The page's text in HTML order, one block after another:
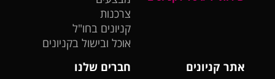
צרכנות
קניונים בחו"ל
אוכל ובישול בקניונים
אתר קניונים
חברים שלנו